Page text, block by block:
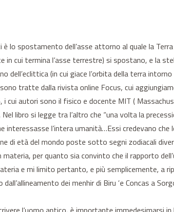
è lo spostamento dell’asse attorno al quale la
in cui termina l’asse terrestre) si spostano, e la
dell’eclittica (in cui giace l’orbita della terra
tratte dalla rivista online Focus, cui
cui autori sono il fisico e docente MIT (
libro si legge tra l’altro che “una volta la
interessasse l’intera umanità…Essi credevano
di età del mondo poste sotto segni zodiacali
per quanto sia convinto che il rapporto
e mi limito pertanto, e più semplicemente, a
dei menhir di Biru ‘e Concas a